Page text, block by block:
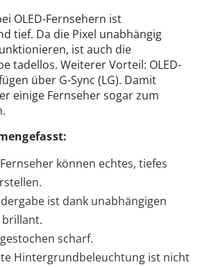
OLED-Fernsehern ist
tief. Da die Pixel unabhängig
ist auch die
tadellos. Weiterer Vorteil: OLED-
über G-Sync (LG). Damit
einige Fernseher sogar zum
können echtes, tiefes
ist dank unabhängigen
brillant.
scharf.
Hintergrundbeleuchtung ist nicht